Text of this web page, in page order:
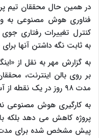
فناوری هوش مصنوعی به
کنترل تغییرات رفتاری جوی
به ثابت نگه داشتن آنها
به گزارش مهر به نقل از
بر روی بالن اینترنت،
مدت ۹۸ روز در یک نقطه از آسمان شدند.
به کارگیری هوش مصنوعی نه
پروژه کاهش می دهد بلکه
پیش مشخص شده برای مدت